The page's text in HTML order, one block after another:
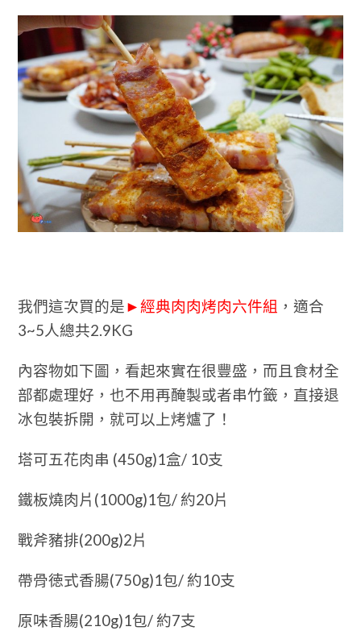
我們這次買的是►經典肉肉烤肉六件組 ，適合
3~5人總共2.9KG
內容物如下圖，看起來實在很豐盛，而且食材全
部都處理好，也不用再醃製或者串竹籤，直接退
冰包裝拆開，就可以上烤爐了！
塔可五花肉串 (450g)1盒/ 10支
鐵板燒肉片(1000g)1包/ 約20片
戰斧豬排(200g)2片
帶骨徳式香腸(750g)1包/ 約10支
原味香腸(210g)1包/ 約7支